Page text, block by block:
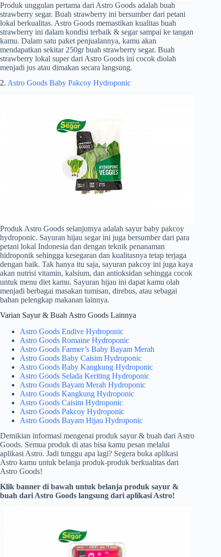
Produk unggulan pertama dari Astro Goods adalah buah
strawberry segar. Buah strawberry ini bersumber dari petani
lokal berkualitas. Astro Goods memastikan kualitas buah
strawberry ini dalam kondisi terbaik & segar sampai ke tangan
kamu. Dalam satu paket penjualannya, kamu akan
mendapatkan sekitar 250gr buah strawberry segar. Buah
strawberry lokal super dari Astro Goods ini cocok diolah
menjadi jus atau dimakan secara langsung.
2. Astro Goods Baby Pakcoy Hydroponic
Produk Astro Goods selanjutnya adalah sayur baby pakcoy
hydroponic. Sayuran hijau segar ini juga bersumber dari para
petani lokal Indonesia dan dengan teknik penanaman
hidroponik sehingga kesegaran dan kualitasnya tetap terjaga
dengan baik. Tak hanya itu saja, sayuran pakcoy ini juga kaya
akan nutrisi vitamin, kalsium, dan antioksidan sehingga cocok
untuk menu diet kamu. Sayuran hijau ini dapat kamu olah
menjadi berbagai masakan tumisan, direbus, atau sebagai
bahan pelengkap makanan lainnya.
Varian Sayur & Buah Astro Goods Lainnya
Astro Goods Endive Hydroponic
Astro Goods Romaine Hydroponic
Astro Goods Farmer’s Baby Bayam Merah
Astro Goods Baby Caisim Hydroponic
Astro Goods Baby Kangkung Hydroponic
Astro Goods Selada Keriting Hydroponic
Astro Goods Bayam Merah Hydroponic
Astro Goods Kangkung Hydroponic
Astro Goods Caisim Hydroponic
Astro Goods Pakcoy Hydroponic
Astro Goods Bayam Hijau Hydroponic
Demikian informasi mengenai produk sayur & buah dari Astro
Goods. Semua produk di atas bisa kamu pesan melalui
aplikasi Astro. Jadi tunggu apa lagi? Segera buka aplikasi
Astro kamu untuk belanja produk-produk berkualitas dari
Astro Goods!
Klik banner di bawah untuk belanja produk sayur &
buah dari Astro Goods langsung dari aplikasi Astro!